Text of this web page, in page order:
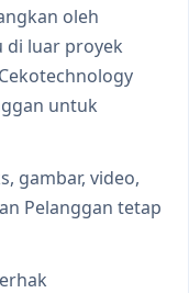
oleh
di luar proyek
untuk
gambar, video,
Pelanggan tetap